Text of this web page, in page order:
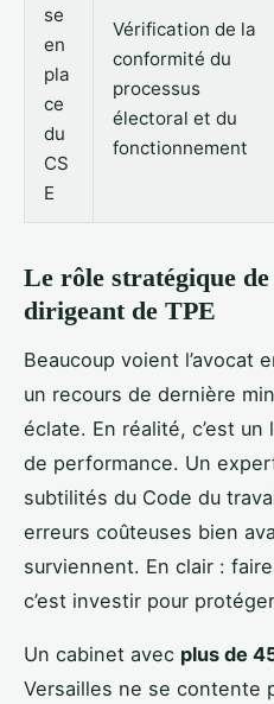
se
en
pla
ce
du
CS
E
Vérification de la
conformité du
processus
électoral et du
fonctionnement
Le rôle stratégique
dirigeant de TPE
Beaucoup voient l’avocat
un recours de dernière
éclate. En réalité, c’est
de performance. Un
subtilités du Code du
erreurs coûteuses bien
surviennent. En clair :
c’est investir pour
Un cabinet avec plus de
Versailles ne se contente